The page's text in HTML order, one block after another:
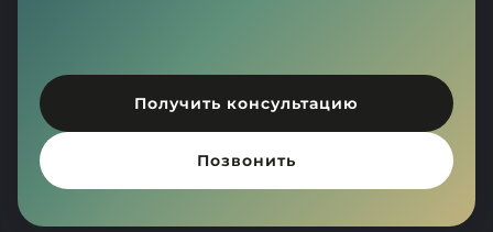
Получить консультацию
Позвонить